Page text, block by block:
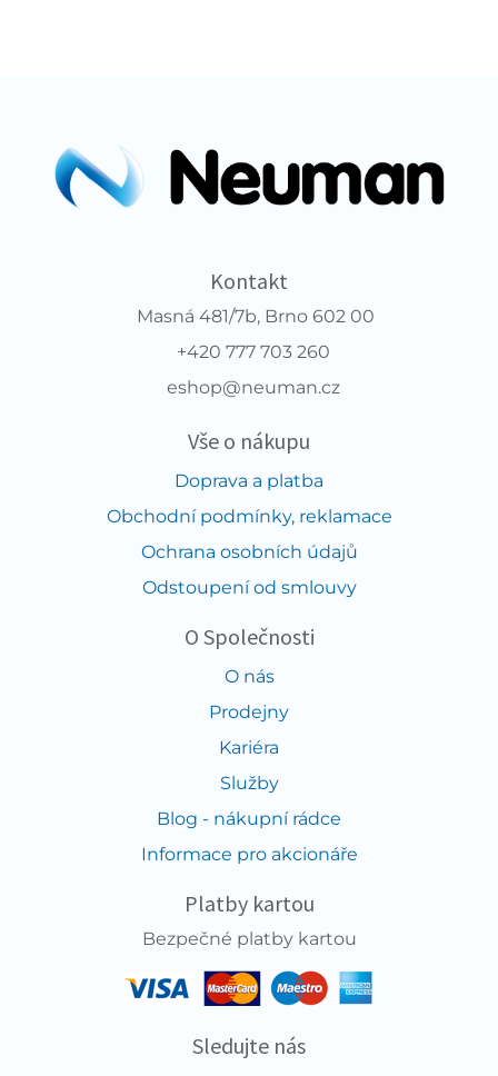
Kontakt
Masná 481/7b, Brno 602 00
+420 777 703 260
eshop@neuman.cz
Vše o nákupu
Doprava a platba
Obchodní podmínky, reklamace
Ochrana osobních údajů
Odstoupení od smlouvy
O Společnosti
O nás
Prodejny
Kariéra
Služby
Blog - nákupní rádce
Informace pro akcionáře
Platby kartou
Bezpečné platby kartou
Sledujte nás